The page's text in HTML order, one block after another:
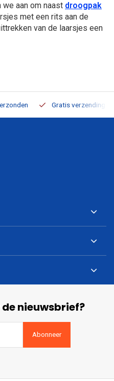
we aan om naast droogpak
met een rits aan de
van de laarsjes een
Gratis verzending
nieuwsbrief?
Abonneer